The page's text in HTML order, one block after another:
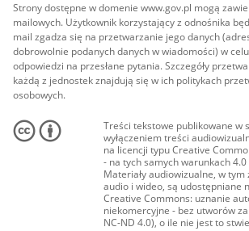
Strony dostępne w domenie www.gov.pl mogą
mailowych. Użytkownik korzystający z odnośnika
mail zgadza się na przetwarzanie jego danych
dobrowolnie podanych danych w wiadomości) w
odpowiedzi na przesłane pytania. Szczegóły
każdą z jednostek znajdują się w ich politykach
osobowych.
Treści tekstowe publikowane w
wyłączeniem treści
na licencji typu Creative
- na tych samych warunkach 4.0
Materiały audiowizualne, w tym
audio i wideo, są udostępniane
Creative Commons: uznanie
niekomercyjne - bez utworów
NC-ND 4.0), o ile nie jest to